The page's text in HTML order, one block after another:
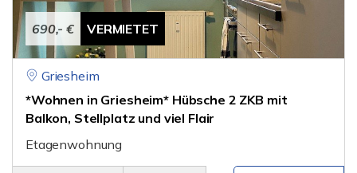
690,- € VERMIETET
Griesheim
*Wohnen in Griesheim* Hübsche 2 ZKB mit
Balkon, Stellplatz und viel Flair
Etagenwohnung